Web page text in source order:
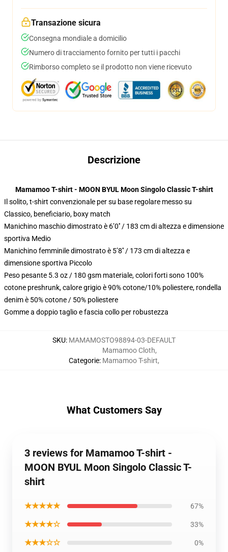
Transazione sicura
Consegna mondiale a domicilio
Numero di tracciamento fornito per tutti i pacchi
Rimborso completo se il prodotto non viene ricevuto
Descrizione
Mamamoo T-shirt - MOON BYUL Moon Singolo Classic T-shirt
Il solito, t-shirt convenzionale per su base regolare messo su
Classico, beneficiario, boxy match
Manichino maschio dimostrato è 6’0′′ / 183 cm di altezza e dimensione
sportiva Medio
Manichino femminile dimostrato è 5’8′′ / 173 cm di altezza e
dimensione sportiva Piccolo
Peso pesante 5.3 oz / 180 gsm materiale, colori forti sono 100%
cotone preshrunk, calore grigio è 90% cotone/10% poliestere, rondella
denim è 50% cotone / 50% poliestere
Gomme a doppio taglio e fascia collo per robustezza
SKU: MAMAMOSTO98894-03-DEFAULT
Categorie:
Mamamoo Cloth,
Mamamoo T-shirt,
What Customers Say
3 reviews for Mamamoo T-shirt -
MOON BYUL Moon Singolo Classic T-
shirt
★★★★★ 67%
★★★★☆ 33%
★★★☆☆ 0%